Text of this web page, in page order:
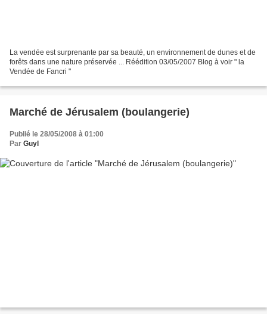
La vendée est surprenante par sa beauté, un environnement de dunes et de
forêts dans une nature préservée ... Réédition 03/05/2007 Blog à voir " la
Vendée de Fancri "
Marché de Jérusalem (boulangerie)
Publié le 28/05/2008 à 01:00
Par Guyl